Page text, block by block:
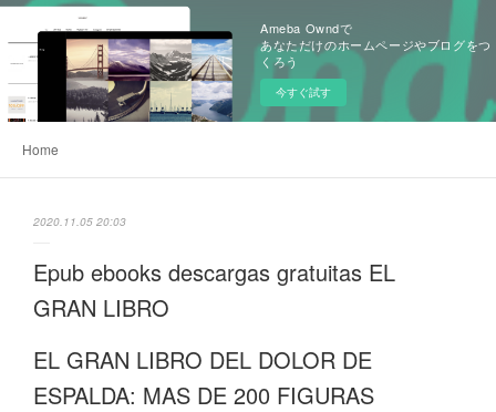
Ameba Owndで
あなただけのホームページやブログをつ
くろう
今すぐ試す
Home
2020.11.05 20:03
Epub ebooks descargas gratuitas EL
GRAN LIBRO
EL GRAN LIBRO DEL DOLOR DE
ESPALDA: MAS DE 200 FIGURAS